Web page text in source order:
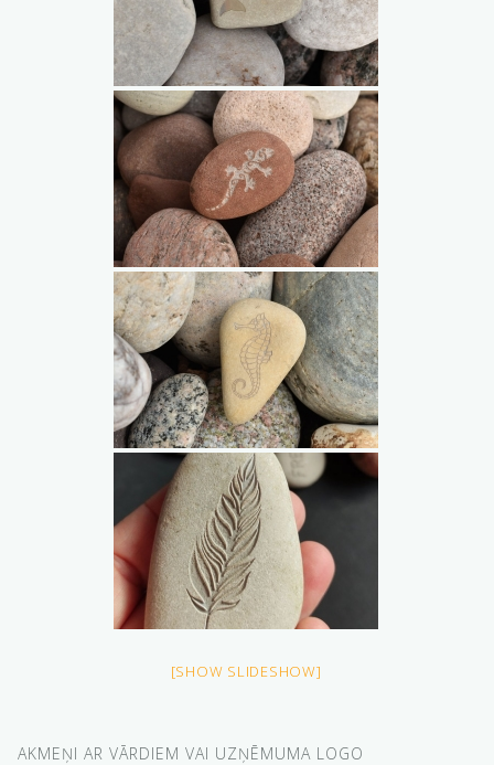
[SHOW SLIDESHOW]
AKMEŅI AR VĀRDIEM VAI UZŅĒMUMA LOGO